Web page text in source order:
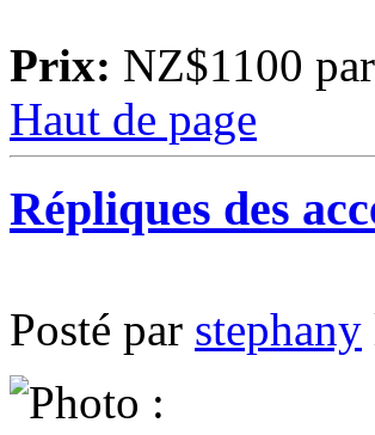
Prix: NZ$1100
Haut de page
Répliques des
Posté par stephany